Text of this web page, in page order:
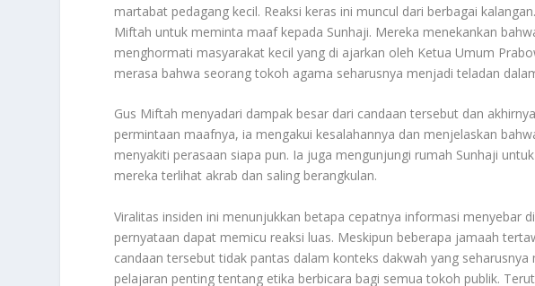
martabat pedagang kecil. Reaksi keras ini muncul dari berbagai
Miftah untuk meminta maaf kepada Sunhaji. Mereka menekankan
menghormati masyarakat kecil yang di ajarkan oleh Ketua Umum
merasa bahwa seorang tokoh agama seharusnya menjadi teladan
Gus Miftah menyadari dampak besar dari candaan tersebut dan
permintaan maafnya, ia mengakui kesalahannya dan menjelaskan
menyakiti perasaan siapa pun. Ia juga mengunjungi rumah Sunhaji
mereka terlihat akrab dan saling berangkulan.
Viralitas insiden ini menunjukkan betapa cepatnya informasi menyebar
pernyataan dapat memicu reaksi luas. Meskipun beberapa jamaah
candaan tersebut tidak pantas dalam konteks dakwah yang
pelajaran penting tentang etika berbicara bagi semua tokoh publik.